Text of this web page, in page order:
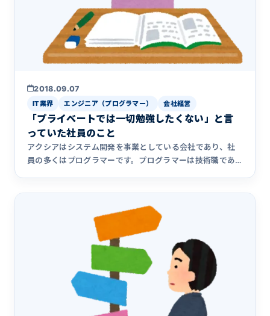
2018.09.07
IT業界 エンジニア（プログラマー） 会社経営
「プライベートでは一切勉強したくない」と言
っていた社員のこと
アクシアはシステム開発を事業としている会社であり、社
員の多くはプログラマーです。プログラマーは技術職であ